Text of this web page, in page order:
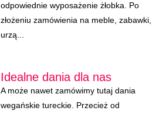
odpowiednie wyposażenie żłobka. Po
złożeniu zamówienia na meble, zabawki,
urzą...
Idealne dania dla nas
A może nawet zamówimy tutaj dania
wegańskie tureckie. Przecież od